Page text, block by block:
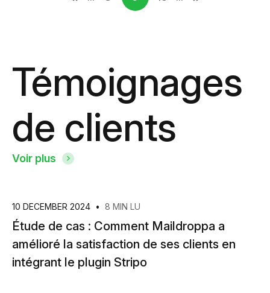
Témoignages
de clients
Voir plus
10 DECEMBER 2024 • 8 MIN LU
Étude de cas : Comment Maildroppa a
amélioré la satisfaction de ses clients en
intégrant le plugin Stripo